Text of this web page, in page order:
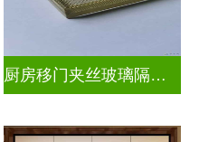
厨房移门夹丝玻璃隔断图片